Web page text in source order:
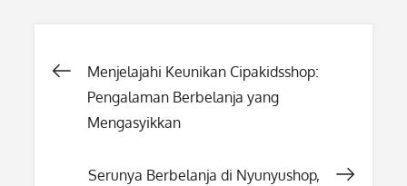
Post
navigation
Menjelajahi Keunikan Cipakidsshop:
Pengalaman Berbelanja yang
Mengasyikkan
Serunya Berbelanja di Nyunyushop,